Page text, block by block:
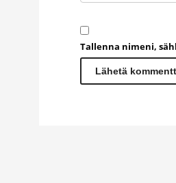
Tallenna nimeni,